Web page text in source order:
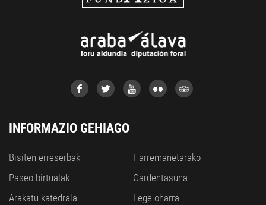
INFORMAZIO GEHIAGO
Bisiten erreserbak
Paseo birtualak
Arakatu katedrala
Harremanetarako
Gardentasuna
Lege oharra